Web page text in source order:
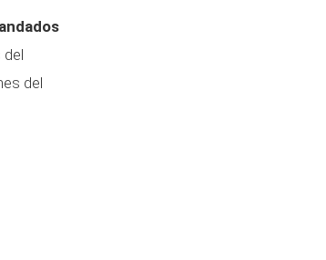
del
del